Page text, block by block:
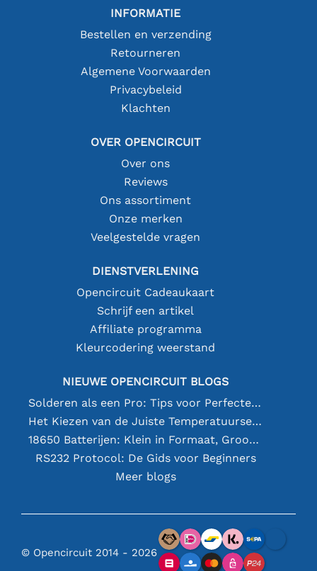
INFORMATIE
Bestellen en verzending
Retourneren
Algemene Voorwaarden
Privacybeleid
Klachten
OVER OPENCIRCUIT
Over ons
Reviews
Ons assortiment
Onze merken
Veelgestelde vragen
DIENSTVERLENING
Opencircuit Cadeaukaart
Schrijf een artikel
Affiliate programma
Kleurcodering weerstand
NIEUWE OPENCIRCUIT BLOGS
Solderen als een Pro: Tips voor Perfecte Elektronische Verbindingen
Het Kiezen van de Juiste Temperatuursensor [youtube]
18650 Batterijen: Klein in Formaat, Groot in Prestatie
RS232 Protocol: De Gids voor Beginners
Meer blogs
© Opencircuit 2014 - 2026